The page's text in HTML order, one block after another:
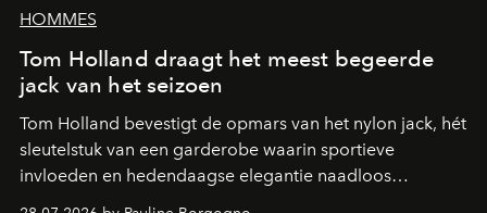
HOMMES
Tom Holland draagt het meest begeerde
jack van het seizoen
Tom Holland bevestigt de opmars van het nylon jack, hét
sleutelstuk van een garderobe waarin sportieve
invloeden en hedendaagse elegantie naadloos
samenkomen.